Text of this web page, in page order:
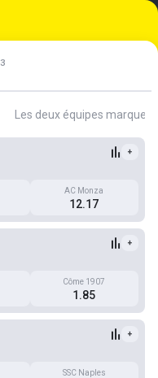
3
Les deux équipes marquent
+
AC Monza
12.17
+
Côme 1907
1.85
+
SSC Naples